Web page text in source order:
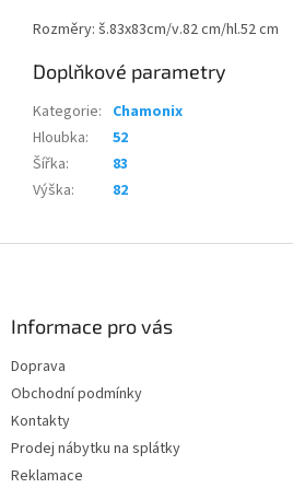
Rozměry: š.83x83cm/v.82 cm/hl.52 cm
Doplňkové parametry
Kategorie: Chamonix
Hloubka:
52
Šířka:
83
Výška: 82
Informace pro vás
Doprava
Obchodní podmínky
Kontakty
Prodej nábytku na splátky
Reklamace